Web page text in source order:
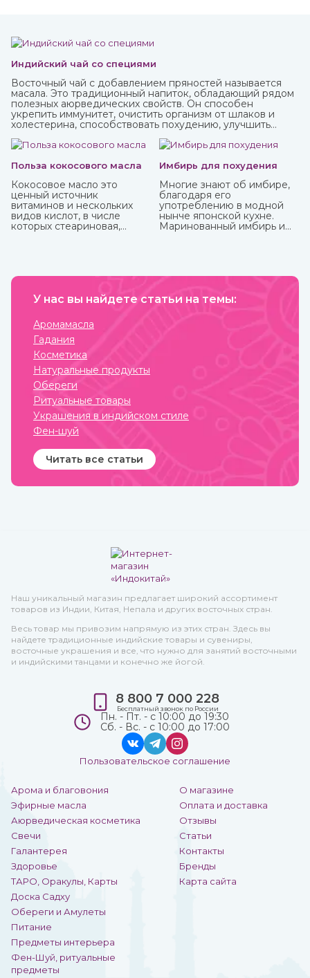
Индийский чай со специями
Восточный чай с добавлением пряностей называется
масала. Это традиционный напиток, обладающий рядом
полезных аюрведических свойств. Он способен
укрепить иммунитет, очистить организм от шлаков и
холестерина, способствовать похудению, улучшить
Польза кокосового масла
Кокосовое масло это
ценный источник
витаминов и нескольких
видов кислот, в числе
которых стеариновая,
не вступает в реакцию с
пригодным в течение
оно считается одним из
самых важных, обладает
охлаждающими,
успокаивающими,
освежающими свойствами.
Купить кокосовое масло от
известных марок вы
можете в интернет-
магазине ИндоКитай.
Имбирь для похудения
Многие знают об имбире,
благодаря его
употреблению в модной
нынче японской кухне.
Маринованный имбирь и
больше всего полезных
больше пользы.
У нас вы найдете статьи на темы:
Аромамасла
Гадания
Косметика
Натуральные продукты
Обереги
Ритуальные товары
Украшения в индийском стиле
Фен-шуй
Читать все статьи
Наш уникальный магазин предлагает широкий ассортимент
товаров из Индии, Китая, Непала и других восточных стран.
Весь товар мы привозим напрямую из этих стран. Здесь вы
найдете традиционные индийские товары и сувениры,
восточные украшения и все, что нужно для занятий восточными
и индийскими танцами и конечно же йогой.
Арома и благовония
Эфирные масла
Аюрведическая косметика
Свечи
Галантерея
Здоровье
ТАРО, Оракулы, Карты
Доска Садху
Обереги и Амулеты
Питание
Предметы интерьера
Фен-Шуй, ритуальные
предметы
О магазине
Оплата и доставка
Отзывы
Статьи
Контакты
Бренды
Карта сайта
8 800 7 000 228
Бесплатный звонок по России
Пн. - Пт. - с 10:00 до 19:30
Сб. - Вс. - с 10:00 до 17:00
Пользовательское соглашение